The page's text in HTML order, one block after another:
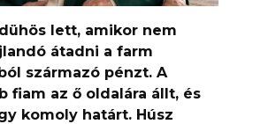
lett, amikor nem
átadni a farm
származó pénzt. A
fiam az ő oldalára állt, és
komoly határt. Húsz